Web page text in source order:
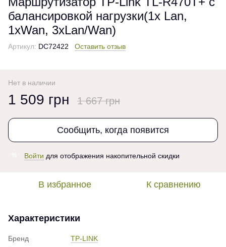
балансировкой нагрузки(1x Lan,
1xWan, 3xLan/Wan)
Артикул: DC72422 Оставить отзыв
Нет в наличии
1 509 грн 1 667 грн
Сообщить, когда появится
Войти для отображения накопительной скидки
В избранное К сравнению
Характеристики
Бренд
TP-LINK